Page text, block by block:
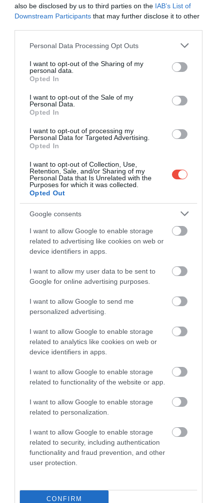
also be disclosed by us to third parties on the IAB’s List of
Downstream Participants that may further disclose it to other
Please note that this website/app uses one or more Google
not limited to your visit or usage behaviour. You may click to
grant or deny consent to Google and its third-party tags to
use your data for below specified purposes in below Google
consent section.
Personal Data Processing Opt Outs
I want to opt-out of the Sharing of my
personal data.
Opted In
I want to opt-out of the Sale of my
Personal Data.
Opted In
I want to opt-out of processing my
Personal Data for Targeted Advertising.
Opted In
I want to opt-out of Collection, Use,
Retention, Sale, and/or Sharing of my
Personal Data that Is Unrelated with the
Purposes for which it was collected.
Opted Out
Google consents
I want to allow Google to enable storage
related to advertising like cookies on web or
device identifiers in apps.
I want to allow my user data to be sent to
Google for online advertising purposes.
I want to allow Google to send me
personalized advertising.
I want to allow Google to enable storage
related to analytics like cookies on web or
device identifiers in apps.
I want to allow Google to enable storage
related to functionality of the website or app.
I want to allow Google to enable storage
related to personalization.
I want to allow Google to enable storage
related to security, including authentication
functionality and fraud prevention, and other
user protection.
CONFIRM
A világ egyetlen helye, ahol vízum nélkül
Napjainkban egyre többen fognak bele a digitális
nomád életmódba, a külföldön történő…
DRIVE-TIPP